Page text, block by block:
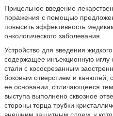
Прицельное введение
поражения с помощью
повысить эффективность
онкологического заболевания.
Устройство для введения
содержащее инъекционную иглу
стали с кососрезанным
боковым отверстием и канюлей,
ее основании, отличающееся
выступа выполнено сквозное
стороны торца трубки